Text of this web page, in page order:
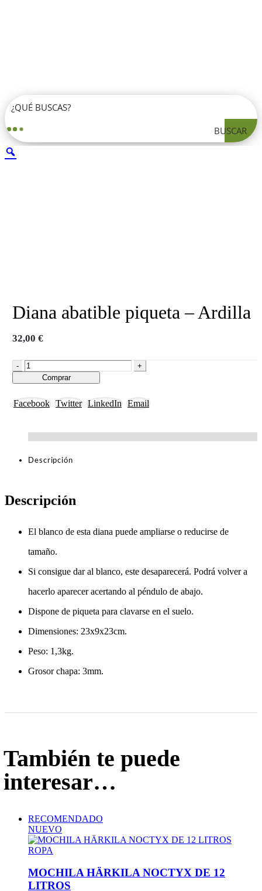
BUSCAR
Diana abatible piqueta – Ardilla
32,00 €
-
+
Comprar
Facebook Twitter LinkedIn Email
Descripción
Descripción
El blanco de esta diana puede ampliarse o reducirse de
tamaño.
Si consigue dar al blanco, este desaparecerá. Podrá volver a
hacerlo aparecer acertando al péndulo de abajo.
Dispone de piqueta para clavarse en el suelo.
Dimensiones: 23x9x23cm.
Peso: 1,3kg.
Grosor chapa: 3mm.
También te puede
interesar…
RECOMENDADO
NUEVO
ROPA
MOCHILA HÄRKILA NOCTYX DE 12
LITROS